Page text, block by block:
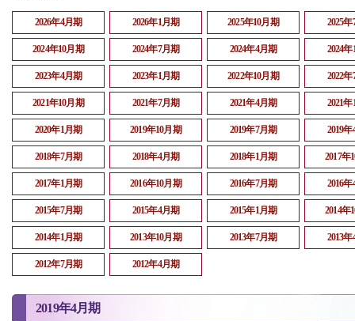
2026年4月期 2026年1月期 2025年10月期 2025
2024年10月期 2024年7月期 2024年4月期 2024
2023年4月期 2023年1月期 2022年10月期 2022
2021年10月期 2021年7月期 2021年4月期 2021
2020年1月期 2019年10月期 2019年7月期 2019
2018年7月期 2018年4月期 2018年1月期 2017年
2017年1月期 2016年10月期 2016年7月期 2016
2015年7月期 2015年4月期 2015年1月期 2014年
2014年1月期 2013年10月期 2013年7月期 2013
2012年7月期 2012年4月期
2019年4月期